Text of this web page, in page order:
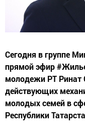
Сегодня в группе
прямой эфир
молодежи РТ Ринат
действующих
молодых семей в
Республики